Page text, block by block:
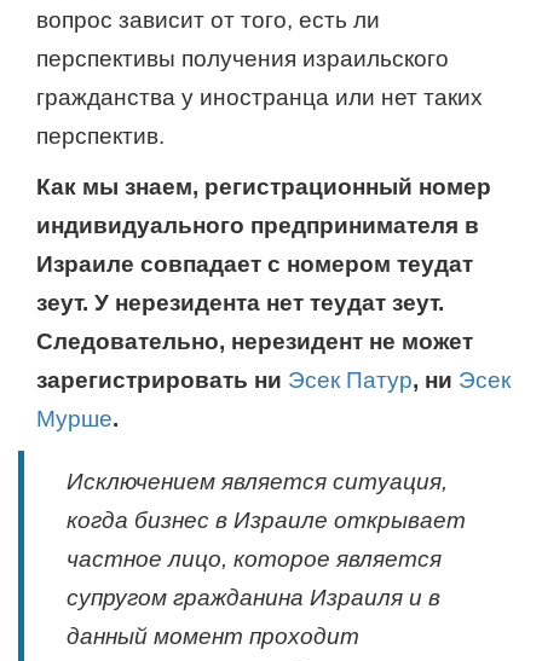
вопрос зависит от того, есть ли
перспективы получения израильского
гражданства у иностранца или нет таких
перспектив.
Как мы знаем, регистрационный номер
индивидуального предпринимателя в
Израиле совпадает с номером теудат
зеут. У нерезидента нет теудат зеут.
Следовательно, нерезидент не может
зарегистрировать ни Эсек Патур, ни Эсек
Мурше.
Исключением является ситуация,
когда бизнес в Израиле открывает
частное лицо, которое является
супругом гражданина Израиля и в
данный момент проходит